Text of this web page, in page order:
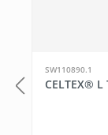
SW110890.1
CELTEX® L